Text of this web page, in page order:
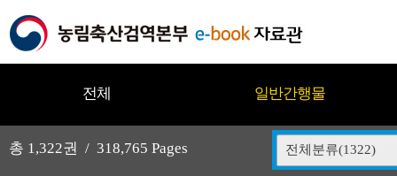
전체 일반간행물
총 1,322권 / 318,765 Pages 전체분류(1322)